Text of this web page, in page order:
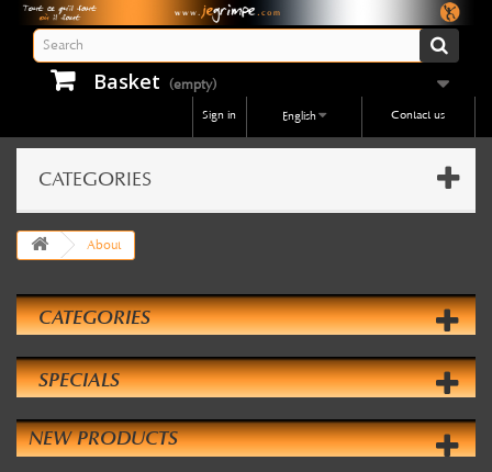
Basket (empty)
Contact us
English
Sign in
CATEGORIES
About
CATEGORIES
SPECIALS
NEW PRODUCTS